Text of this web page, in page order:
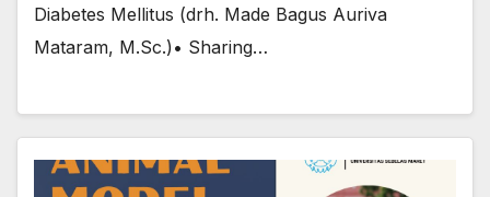
Diabetes Mellitus (drh. Made Bagus Auriva
Mataram, M.Sc.)• Sharing…